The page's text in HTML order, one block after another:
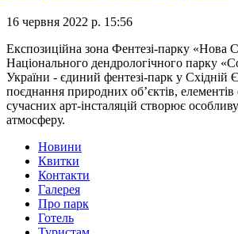
16 червня 2022 р. 15:56
Експозиційна зона Фентезі-парку «Нова
Національного дендрологічного парку
України - єдиний фентезі-парк у Східній
поєднання природних об’єктів, елементів
сучасних арт-інсталяцій створює
атмосферу.
Новини
Квитки
Контакти
Галерея
Про парк
Готель